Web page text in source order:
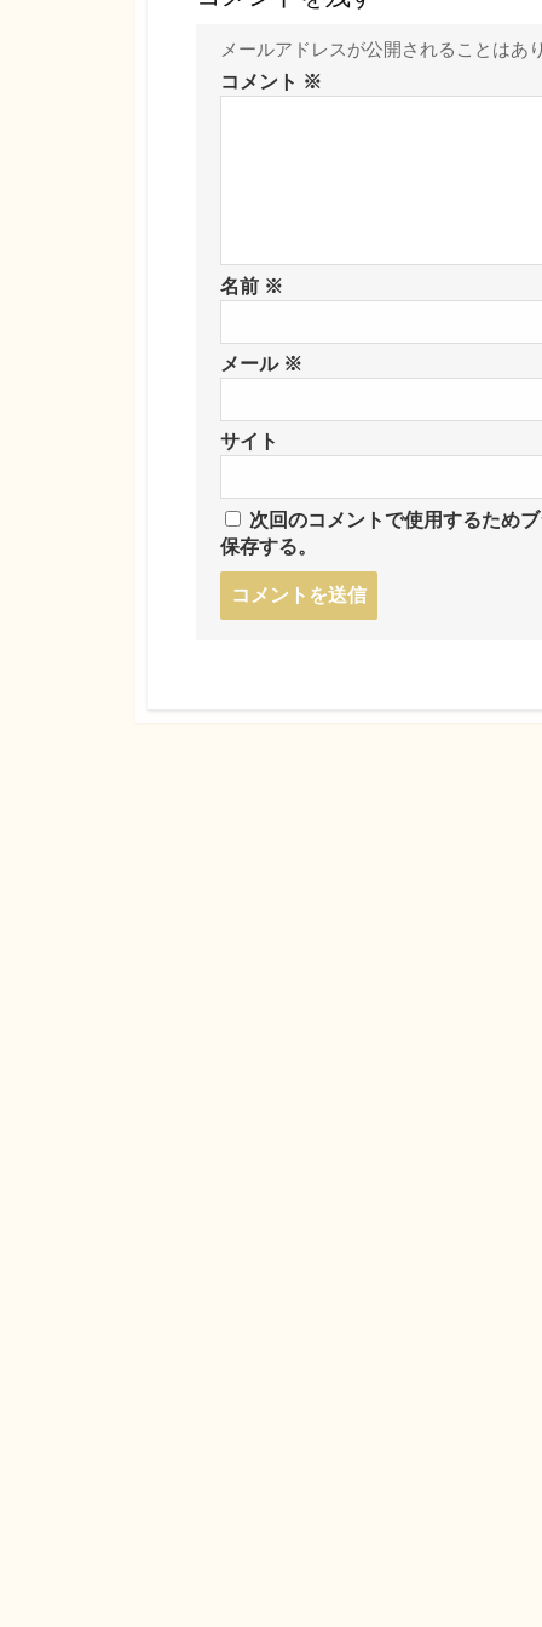
メールアドレスが公開されることはあ
コメント ※
名前 ※
メール ※
サイト
次回のコメントで使用するため
保存する。